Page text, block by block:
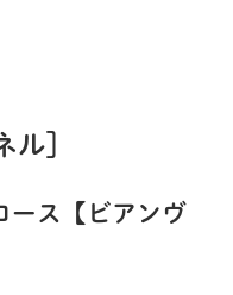
ル］
ス【ビアンヴ